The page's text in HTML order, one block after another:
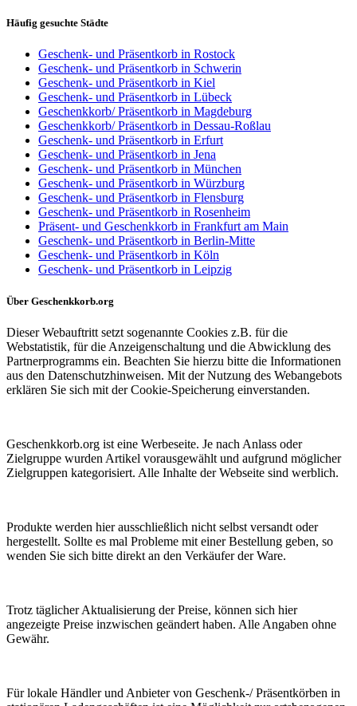
Häufig gesuchte Städte
Geschenk- und Präsentkorb in Rostock
Geschenk- und Präsentkorb in Schwerin
Geschenk- und Präsentkorb in Kiel
Geschenk- und Präsentkorb in Lübeck
Geschenkkorb/ Präsentkorb in Magdeburg
Geschenkkorb/ Präsentkorb in Dessau-Roßlau
Geschenk- und Präsentkorb in Erfurt
Geschenk- und Präsentkorb in Jena
Geschenk- und Präsentkorb in München
Geschenk- und Präsentkorb in Würzburg
Geschenk- und Präsentkorb in Flensburg
Geschenk- und Präsentkorb in Rosenheim
Präsent- und Geschenkkorb in Frankfurt am Main
Geschenk- und Präsentkorb in Berlin-Mitte
Geschenk- und Präsentkorb in Köln
Geschenk- und Präsentkorb in Leipzig
Über Geschenkkorb.org
Dieser Webauftritt setzt sogenannte Cookies z.B. für die
Webstatistik, für die Anzeigenschaltung und die Abwicklung des
Partnerprogramms ein. Beachten Sie hierzu bitte die Informationen
aus den Datenschutz­hinweisen. Mit der Nutzung des Webangebots
erklären Sie sich mit der Cookie-Speicherung einverstanden.
Geschenkkorb.org ist eine Werbeseite. Je nach Anlass oder
Zielgruppe wurden Artikel vorausgewählt und aufgrund möglicher
Zielgruppen kategorisiert. Alle Inhalte der Webseite sind werblich.
Produkte werden hier ausschließlich nicht selbst versandt oder
hergestellt. Sollte es mal Probleme mit einer Bestellung geben, so
wenden Sie sich bitte direkt an den Verkäufer der Ware.
Trotz täglicher Aktualisierung der Preise, können sich hier
angezeigte Preise inzwischen geändert haben. Alle Angaben ohne
Gewähr.
Für lokale Händler und Anbieter von Geschenk-/ Präsentkörben in